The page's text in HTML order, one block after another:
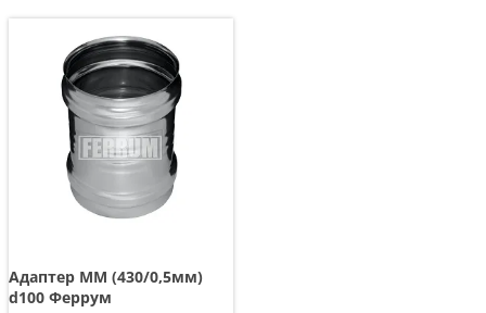
Адаптер ММ (430/0,5мм)
d100 Феррум